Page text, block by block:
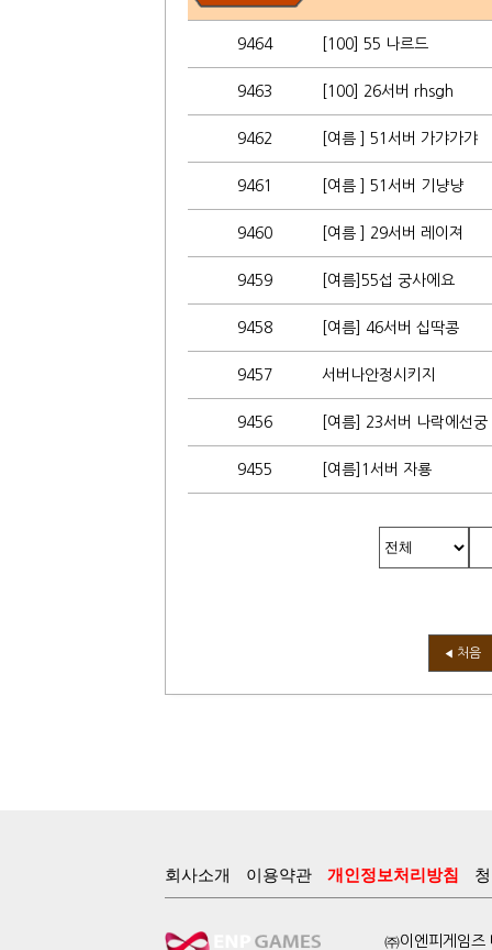
9464 [100] 55 나르드
9463 [100] 26서버 rhsgh
9462 [여름 ] 51서버 가갸가갸
9461 [여름 ] 51서버 기냥냥
9460 [여름 ] 29서버 레이져
9459 [여름]55섭 궁사에요
9458 [여름] 46서버 십딱콩
9457 서버나안정시키지
9456 [여름] 23서버 나락에선궁
9455 [여름]1서버 자룡
◀ 처음
회사소개 이용약관 개인정보처리방침
㈜이엔피게임